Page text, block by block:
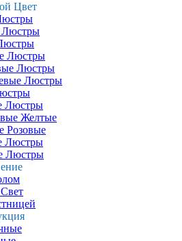
Цвет
Люстры
Люстры
Люстры
Люстры
Люстры
Желтые
Розовые
Люстры
Люстры